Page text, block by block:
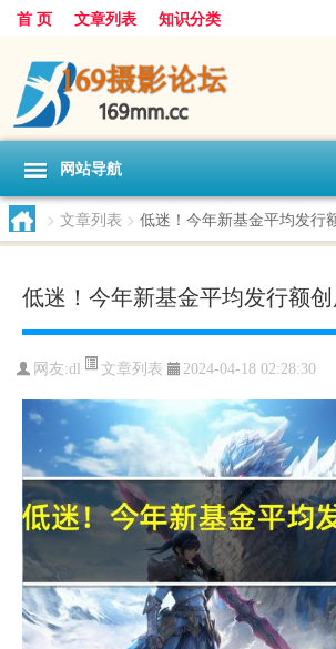
首 页 文章列表 知识分类
网站导航
> 文章列表 > 低迷！今年新基金平均发行
低迷！今年新基金平均发行额
网友:dl 文章列表 2024-04-18 02:28:30